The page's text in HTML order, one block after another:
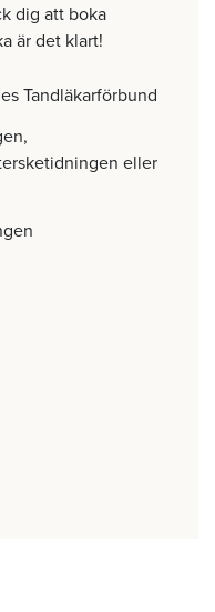
dig att boka
är det klart!
Tandläkarförbund
eller